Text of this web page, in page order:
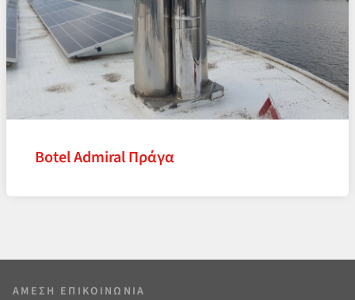
Botel Admiral Πράγα
ΆΜΕΣΗ ΕΠΙΚΟΙΝΩΝΊΑ